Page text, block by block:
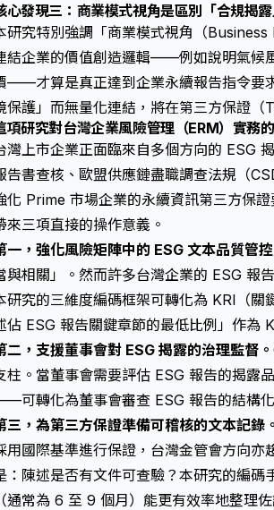
心發現三：商業模式視角是區別「合規揭
研究特別強調「商業模式視角（
結企業的價值創造邏輯——例如說明氣候
——才算是真正達到企業永續報告指令要
保護」而無量化連結，將在第三方保證
項研究對台灣企業風險管理（ERM）實務
灣上市企業正面臨來自多個方向的 ESG
告書查核、歐盟供應鏈盡職調查法規（
化 Prime 市場企業的永續資訊第三方保
來三項直接的操作意義。
一，強化風險矩陣中的 ESG 文本品質管控
與相關」。然而許多台灣企業的 ESG 報
研究的三維度編碼框架可轉化為 KRI（
佔 ESG 報告關鍵章節的最低比例」作為
二，支援董事會對 ESG 揭露的治理監督。
柱。當董事會需要評估 ESG 報告的揭露
可轉化為董事會審查 ESG 報告的結構
三，為第三方保證準備可稽核的文本記錄。
用國際基準進行保證，台灣金管會方向
：陳述是否有文件可查驗？本研究的編碼
通常為 6 至 9 個月）能更有效率地整理